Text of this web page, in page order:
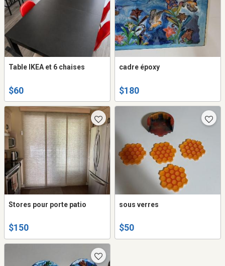
Table IKEA et 6 chaises
$60
cadre époxy
$180
Stores pour porte patio
$150
sous verres
$50